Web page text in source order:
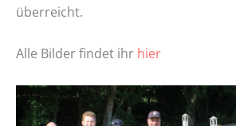
überreicht.
Alle Bilder findet ihr hier